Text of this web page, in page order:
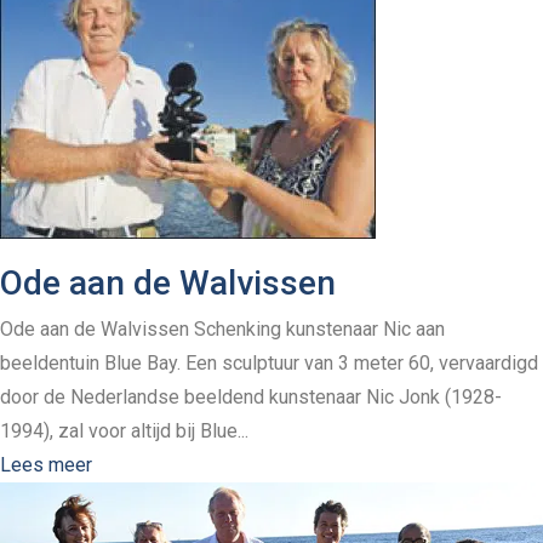
Ode aan de Walvissen
Ode aan de Walvissen Schenking kunstenaar Nic aan
beeldentuin Blue Bay. Een sculptuur van 3 meter 60, vervaardigd
door de Nederlandse beeldend kunstenaar Nic Jonk (1928-
1994), zal voor altijd bij Blue...
Lees meer